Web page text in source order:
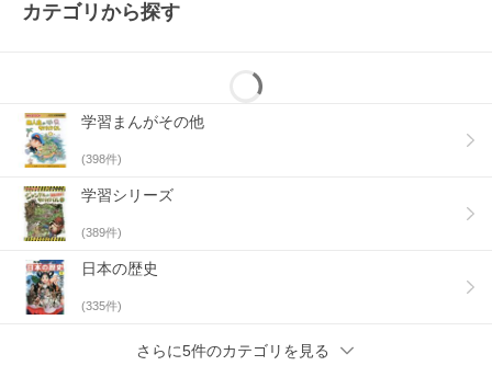
カテゴリから探す
学習まんがその他
(398件)
学習シリーズ
(389件)
日本の歴史
(335件)
さらに5件のカテゴリを見る